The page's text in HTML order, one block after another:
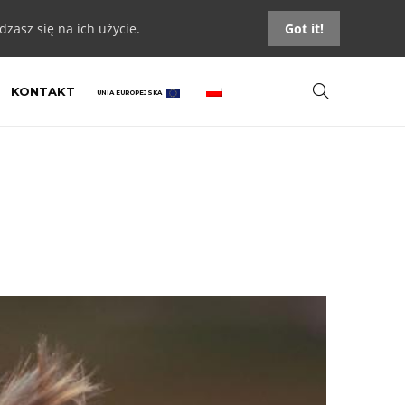
się na ich użycie. Got it!
KONTAKT UNIA EUROPEJSKA